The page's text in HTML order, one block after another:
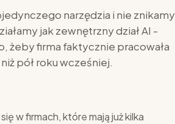
narzędzia i nie znikamy
jak zewnętrzny dział AI -
żeby firma faktycznie pracowała
pół roku wcześniej.
w firmach, które mają już kilka